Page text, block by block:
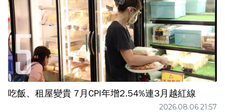
吃飯、租屋變貴 7月CPI年增2.54%連3月越紅線
2026.08.06 21:57